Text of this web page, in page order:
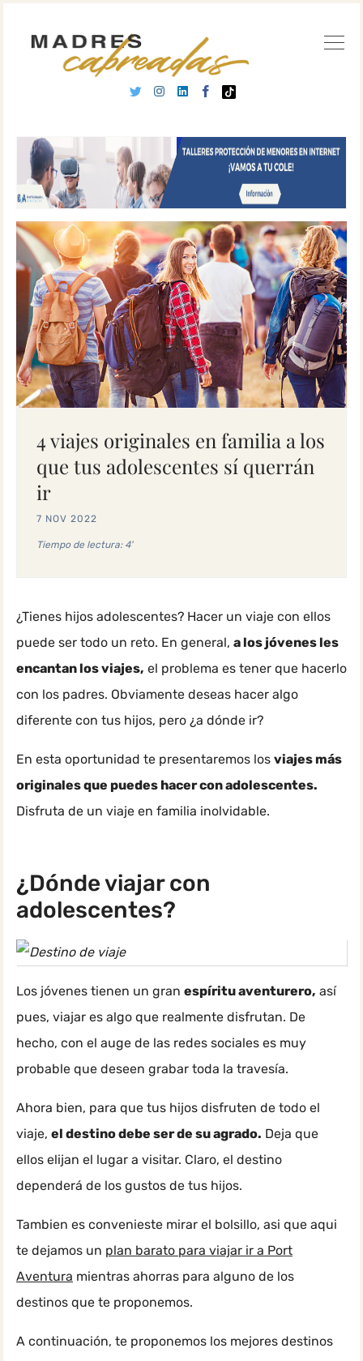
Buscar
4 viajes originales en familia a los
que tus adolescentes sí querrán
ir
7 NOV 2022
Tiempo de lectura: 4'
¿Tienes hijos adolescentes? Hacer un viaje con ellos
puede ser todo un reto. En general, a los jóvenes les
encantan los viajes, el problema es tener que hacerlo
con los padres. Obviamente deseas hacer algo
diferente con tus hijos, pero ¿a dónde ir?
En esta oportunidad te presentaremos los viajes más
originales que puedes hacer con adolescentes.
Disfruta de un viaje en familia inolvidable.
¿Dónde viajar con
adolescentes?
Los jóvenes tienen un gran espíritu aventurero, así
pues, viajar es algo que realmente disfrutan. De
hecho, con el auge de las redes sociales es muy
probable que deseen grabar toda la travesía.
Ahora bien, para que tus hijos disfruten de todo el
viaje, el destino debe ser de su agrado. Deja que
ellos elijan el lugar a visitar. Claro, el destino
dependerá de los gustos de tus hijos.
Tambien es convenieste mirar el bolsillo, asi que aqui
te dejamos un plan barato para viajar ir a Port
Aventura mientras ahorras para alguno de los
destinos que te proponemos.
A continuación, te proponemos los mejores destinos